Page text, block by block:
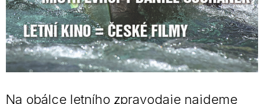
Na obálce letního zpravodaje najdeme